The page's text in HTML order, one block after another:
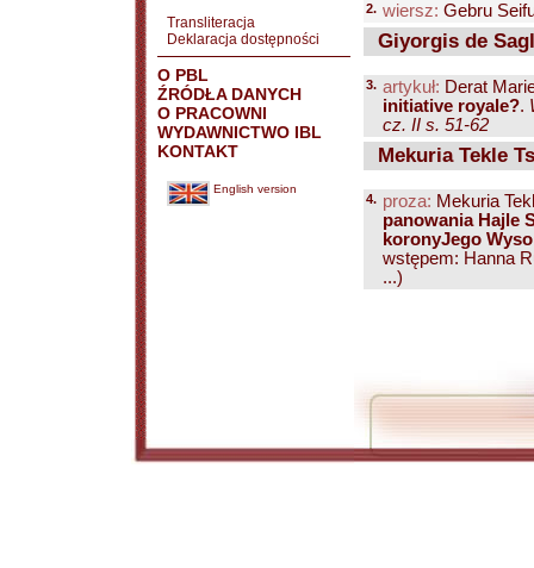
Transliteracja
Deklaracja dostępności
O PBL
ŹRÓDŁA DANYCH
O PRACOWNI
WYDAWNICTWO IBL
KONTAKT
English version
2. wiersz: Gebru
Giyorgis de
3. artykuł: Derat
initiative royale?.
cz. II s. 51-62
Mekuria Tekle
4. proza: Mekuria
panowania Hajle
koronyJego
wstępem: Hanna
...)